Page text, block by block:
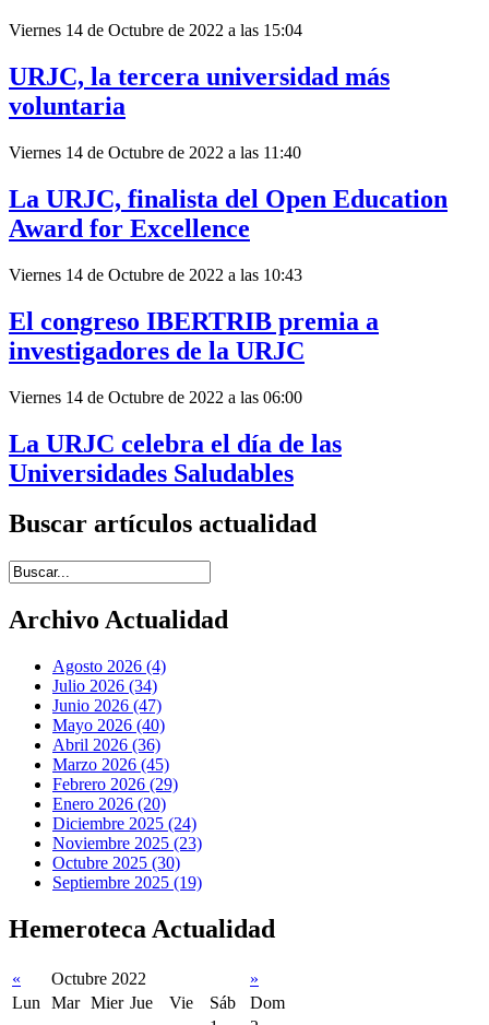
Viernes 14 de Octubre de 2022 a las 15:04
URJC, la tercera universidad más
voluntaria
Viernes 14 de Octubre de 2022 a las 11:40
La URJC, finalista del Open Education
Award for Excellence
Viernes 14 de Octubre de 2022 a las 10:43
El congreso IBERTRIB premia a
investigadores de la URJC
Viernes 14 de Octubre de 2022 a las 06:00
La URJC celebra el día de las
Universidades Saludables
Buscar artículos actualidad
Introduce términos de búsqueda
Archivo Actualidad
Agosto 2026 (4)
Julio 2026 (34)
Junio 2026 (47)
Mayo 2026 (40)
Abril 2026 (36)
Marzo 2026 (45)
Febrero 2026 (29)
Enero 2026 (20)
Diciembre 2025 (24)
Noviembre 2025 (23)
Octubre 2025 (30)
Septiembre 2025 (19)
Hemeroteca Actualidad
« Octubre 2022
»
Lun
Mar Mier Jue Vie Sáb
Dom